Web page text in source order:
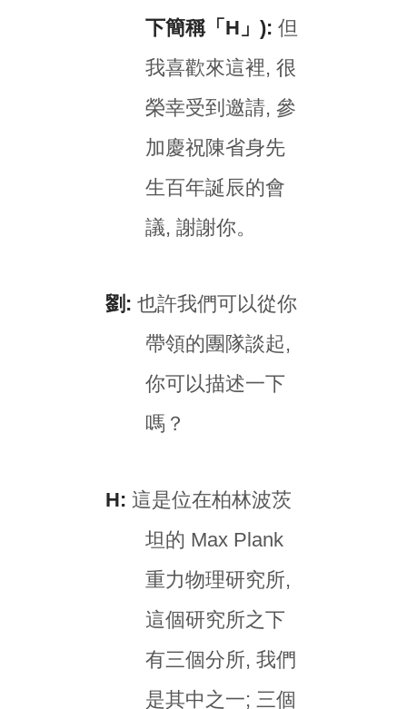
下簡稱「H」): 但
我喜歡來這裡, 很
榮幸受到邀請, 參
加慶祝陳省身先
生百年誕辰的會
議, 謝謝你。
劉: 也許我們可以從你
帶領的團隊談起,
你可以描述一下
嗎？
H: 這是位在柏林波茨
坦的 Max Plank
重力物理研究所,
這個研究所之下
有三個分所, 我們
是其中之一; 三個